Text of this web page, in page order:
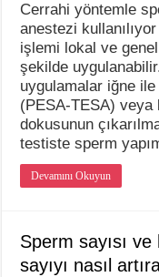
Cerrahi yöntemle
anestezi
işlemi lokal ve
şekilde
uygulamalar iğne
(PESA-TESA)
dokusunun
testiste sperm
Devamını Okuyun
Sperm sayısı
sayıyı nasıl